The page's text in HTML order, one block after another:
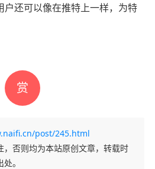
户还可以像在推特上一样，为特
赏
post/245.html
，否则均为本站原创文章，转载时
。